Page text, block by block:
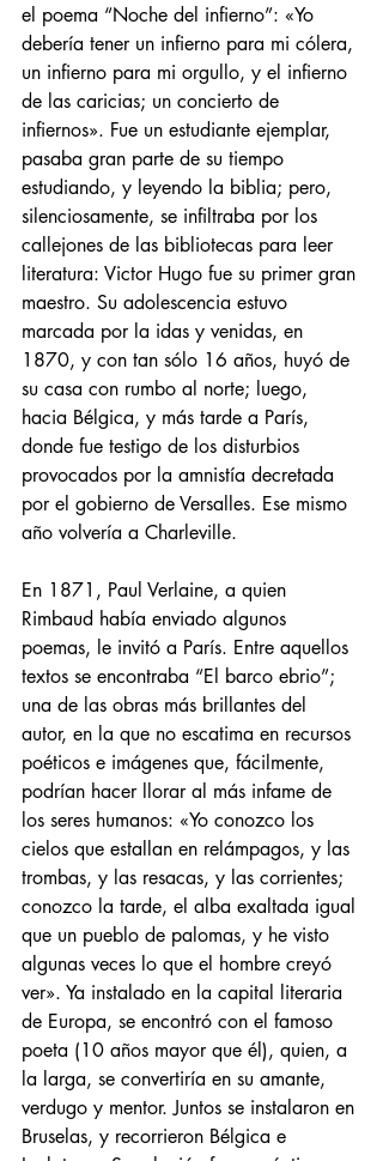
el poema “Noche del infierno”: «Yo
debería tener un infierno para mi cólera,
un infierno para mi orgullo, y el infierno
de las caricias; un concierto de
infiernos». Fue un estudiante ejemplar,
pasaba gran parte de su tiempo
estudiando, y leyendo la biblia; pero,
silenciosamente, se infiltraba por los
callejones de las bibliotecas para leer
literatura: Victor Hugo fue su primer gran
maestro. Su adolescencia estuvo
marcada por la idas y venidas, en
1870, y con tan sólo 16 años, huyó de
su casa con rumbo al norte; luego,
hacia Bélgica, y más tarde a París,
donde fue testigo de los disturbios
provocados por la amnistía decretada
por el gobierno de Versalles. Ese mismo
año volvería a Charleville.
En 1871, Paul Verlaine, a quien
Rimbaud había enviado algunos
poemas, le invitó a París. Entre aquellos
textos se encontraba “El barco ebrio”;
una de las obras más brillantes del
autor, en la que no escatima en recursos
poéticos e imágenes que, fácilmente,
podrían hacer llorar al más infame de
los seres humanos: «Yo conozco los
cielos que estallan en relámpagos, y las
trombas, y las resacas, y las corrientes;
conozco la tarde, el alba exaltada igual
que un pueblo de palomas, y he visto
algunas veces lo que el hombre creyó
ver». Ya instalado en la capital literaria
de Europa, se encontró con el famoso
poeta (10 años mayor que él), quien, a
la larga, se convertiría en su amante,
verdugo y mentor. Juntos se instalaron en
Bruselas, y recorrieron Bélgica e